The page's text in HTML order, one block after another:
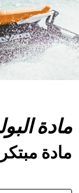
مادة
مادة